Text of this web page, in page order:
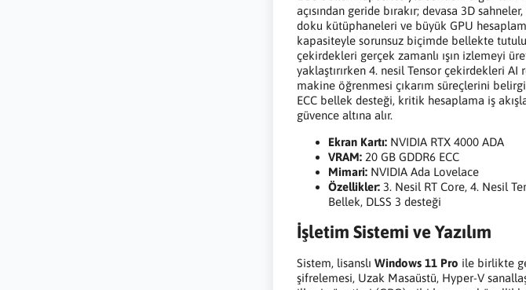
açısından geride bırakır; devasa 3D
doku kütüphaneleri ve büyük GPU
kapasiteyle sorunsuz biçimde bellekte
çekirdekleri gerçek zamanlı ışın izlemeyi
yaklaştırırken 4. nesil Tensor çekirdekleri AI
makine öğrenmesi çıkarım süreçlerini
ECC bellek desteği, kritik hesaplama iş
güvence altına alır.
Ekran Kartı: NVIDIA RTX 4000 ADA
VRAM: 20 GB GDDR6 ECC
Mimari: NVIDIA Ada Lovelace
Özellikler: 3. Nesil RT Core, 4. Nesil
Bellek, DLSS 3 desteği
İşletim Sistemi ve Yazılım
Sistem, lisanslıWindows 11 Pro ile birlikte
şifrelemesi, Uzak Masaüstü, Hyper-V